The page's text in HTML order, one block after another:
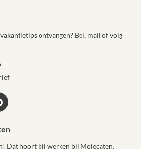
ontvangen? Bel, mail of volg
Dat hoort bij werken bij Molecaten.